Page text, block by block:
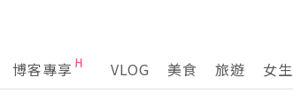
博客專享 VLOG 美食 旅遊 女生